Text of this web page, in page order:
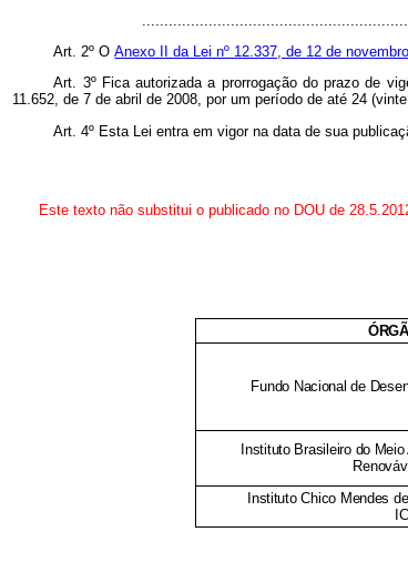
Art. 2º OAnexo II da Lei nº 12.337, de 12 de
Art. 3º Fica autorizada a prorrogação do prazo de
11.652, de 7 de abril de 2008, por um período de até 24
Art. 4º Esta Lei entra em vigor na data de sua
Este texto não substitui o publicado no DOU de
Fundo Nacional de
Instituto Brasileiro do
Instituto Chico Mendes